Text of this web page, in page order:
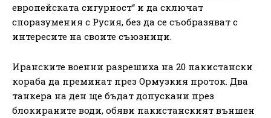
европейската сигурност“ и да сключат
споразумения с Русия, без да се съобразяват с
интересите на своите съюзници.
Иранските военни разрешиха на 20 пакистански
кораба да преминат през Ормузкия проток. Два
танкера на ден ще бъдат допускани през
блокираните води, обяви пакистанският външен